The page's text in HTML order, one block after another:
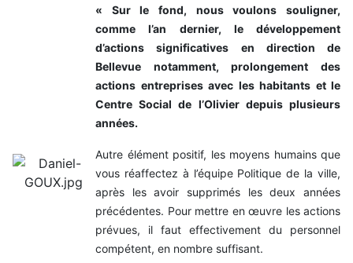
« Sur le fond, nous voulons souligner,
comme l’an dernier, le développement
d’actions significatives en direction de
Bellevue notamment, prolongement des
actions entreprises avec les habitants et le
Centre Social de l’Olivier depuis plusieurs
années.
Autre élément positif, les moyens humains que
vous réaffectez à l’équipe Politique de la ville,
après les avoir supprimés les deux années
précédentes. Pour mettre en œuvre les actions
prévues, il faut effectivement du personnel
compétent, en nombre suffisant.